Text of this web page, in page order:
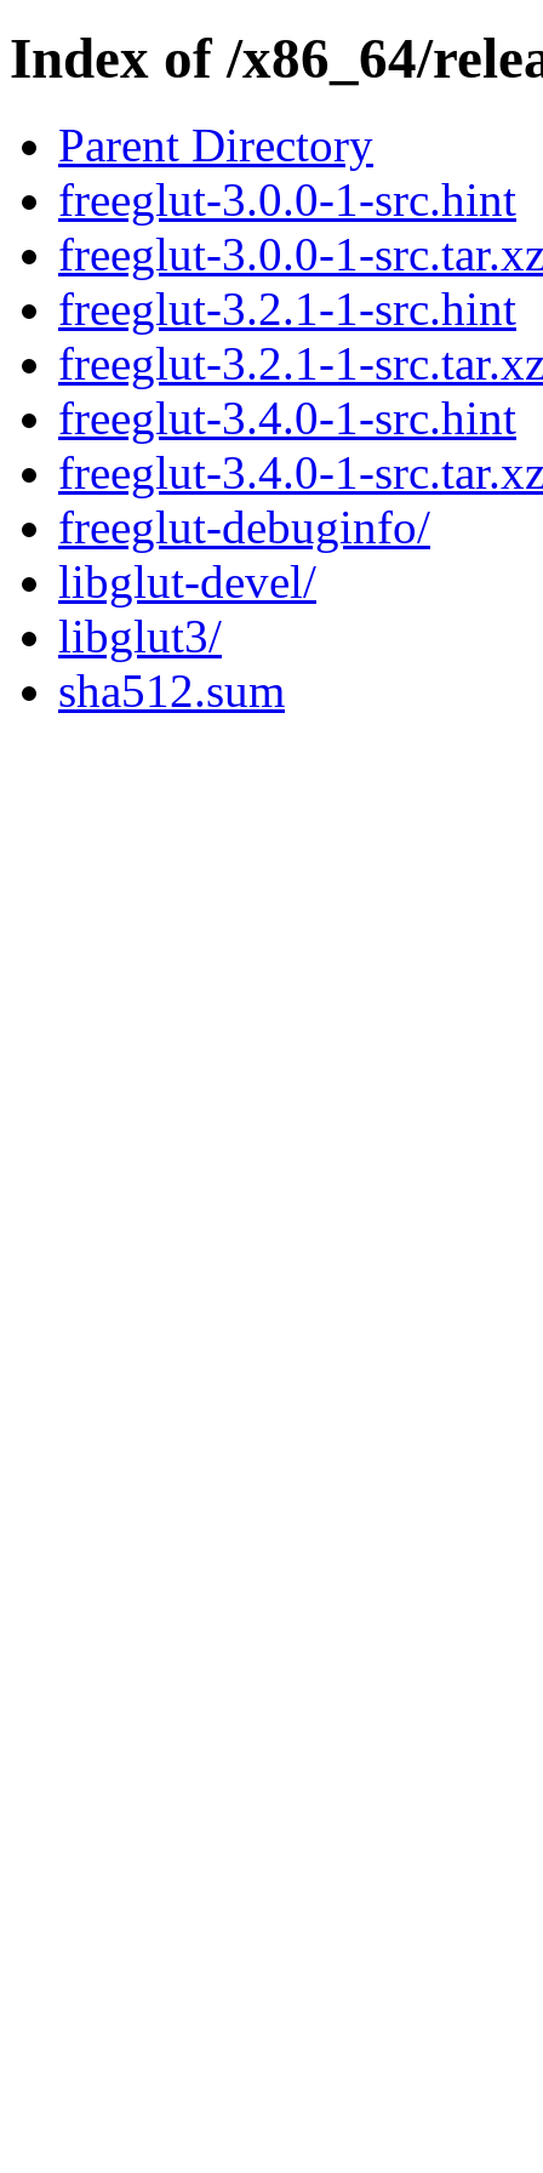
Index of /x86_64/
Parent Directory
freeglut-3.0.0-1-src.hint
freeglut-3.0.0-1-
freeglut-3.2.1-1-src.hint
freeglut-3.2.1-1-
freeglut-3.4.0-1-src.hint
freeglut-3.4.0-1-
freeglut-debuginfo/
libglut-devel/
libglut3/
sha512.sum